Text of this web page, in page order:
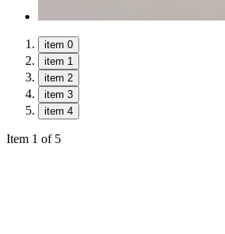
item 0
item 1
item 2
item 3
item 4
Item 1 of 5